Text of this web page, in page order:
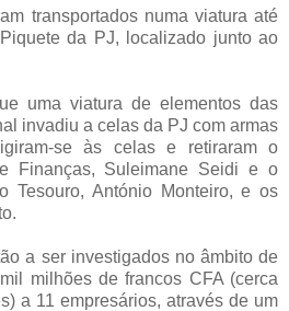
transportados numa viatura até
da PJ, localizado junto ao
uma viatura de elementos das
invadiu a celas da PJ com armas
se às celas e retiraram o
Finanças, Suleimane Seidi e o
Tesouro, António Monteiro, e os
a ser investigados no âmbito de
milhões de francos CFA (cerca
a 11 empresários, através de um